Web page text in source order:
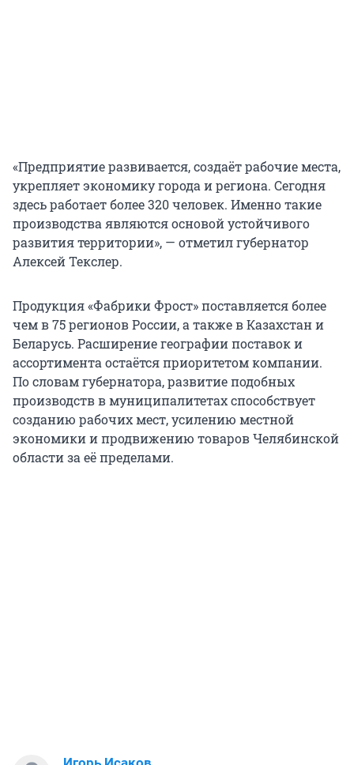
«Предприятие развивается, создаёт рабочие места,
укрепляет экономику города и региона. Сегодня
здесь работает более 320 человек. Именно такие
производства являются основой устойчивого
развития территории», — отметил губернатор
Алексей Текслер.
Продукция «Фабрики Фрост» поставляется более
чем в 75 регионов России, а также в Казахстан и
Беларусь. Расширение географии поставок и
ассортимента остаётся приоритетом компании.
По словам губернатора, развитие подобных
производств в муниципалитетах способствует
созданию рабочих мест, усилению местной
экономики и продвижению товаров Челябинской
области за её пределами.